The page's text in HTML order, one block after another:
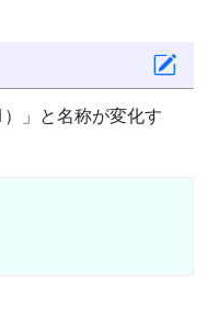
」と名称が変化す